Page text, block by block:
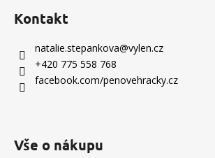
Kontakt
natalie.stepankova@vylen.cz
+420 775 558 768
facebook.com/penovehracky.cz
Vše o nákupu